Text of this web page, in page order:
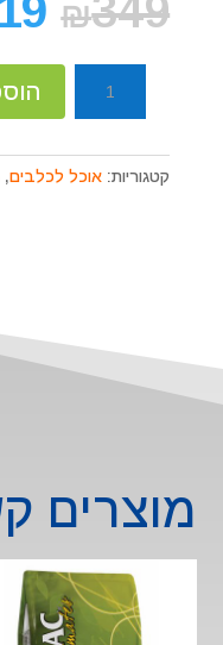
₪349
Of
ווילד
סלמון
12
ק"ג
קטגוריות: אוכל לכלבים,
מוצרים